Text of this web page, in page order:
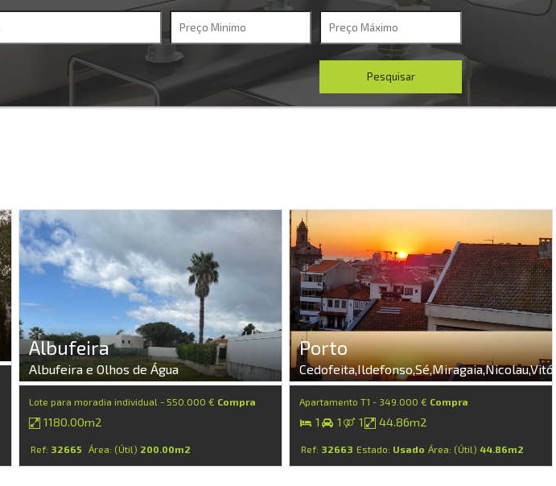
Albufeira
Albufeira e Olhos de Água
Lote para moradia individual - 550.000 € Compra
1180.00m2
Ref: 32665 Área: (Útil) 200.00m2
Porto
Apartamento T1 - 349.000 € Compra
1 1 1 44.86m2
Ref: 32663 Estado: Usado Área: (Útil) 44.86m2